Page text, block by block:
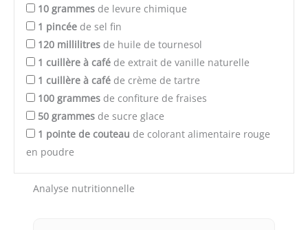
10 grammes de levure chimique
1 pincée de sel fin
120 millilitres de huile de tournesol
1 cuillère à café de extrait de vanille naturelle
1 cuillère à café de crème de tartre
100 grammes de confiture de fraises
50 grammes de sucre glace
1 pointe de couteau de colorant alimentaire rouge
en poudre
Analyse nutritionnelle